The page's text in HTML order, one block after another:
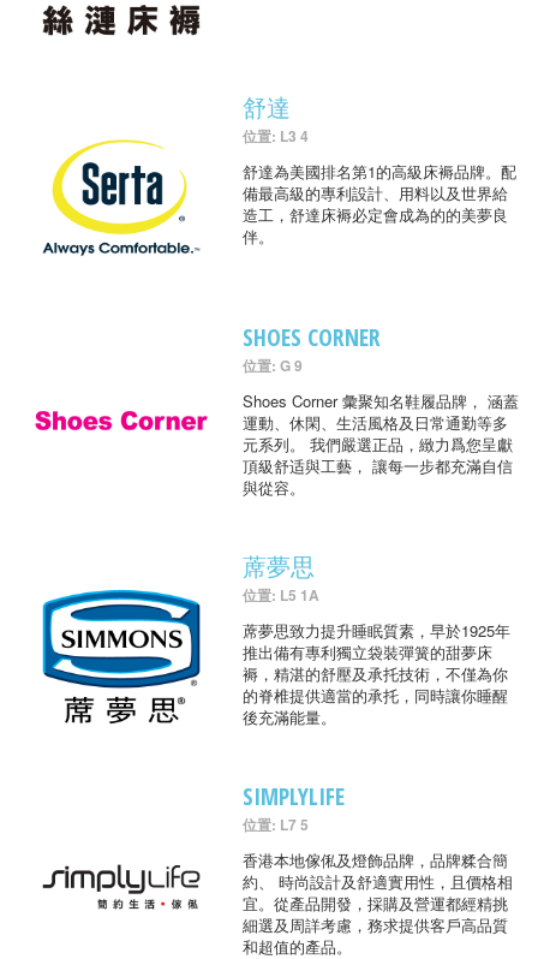
舒達
位置: L3 4
舒達為美國排名第1的高級床褥品牌。配
備最高級的專利設計、用料以及世界給
造工，舒達床褥必定會成為的的美夢良
伴。
SHOES CORNER
位置: G 9
Shoes Corner 彙聚知名鞋履品牌， 涵蓋
運動、休閑、生活風格及日常通勤等多
元系列。 我們嚴選正品，緻力爲您呈獻
頂級舒适與工藝， 讓每一步都充滿自信
與從容。
蓆夢思
位置: L5 1A
蓆夢思致力提升睡眠質素，早於1925年
推出備有專利獨立袋裝彈簧的甜夢床
褥，精湛的舒壓及承托技術，不僅為你
的脊椎提供適當的承托，同時讓你睡醒
後充滿能量。
SIMPLYLIFE
位置: L7 5
香港本地傢俬及燈飾品牌，品牌糅合簡
約、 時尚設計及舒適實用性，且價格相
宜。從產品開發，採購及營運都經精挑
細選及周詳考慮，務求提供客戶高品質
和超值的產品。